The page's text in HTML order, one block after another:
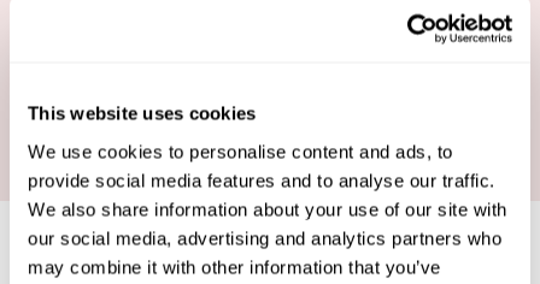
This website uses cookies
We use cookies to personalise content and ads, to
provide social media features and to analyse our traffic.
We also share information about your use of our site with
our social media, advertising and analytics partners who
may combine it with other information that you’ve
13-Ampere-Stromversorgung, keine
und geringe Geräuschentwicklung.